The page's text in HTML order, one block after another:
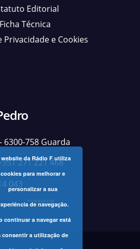
Editorial
Ficha Técnica
Privacidade e Cookies
6300-758 Guarda
271 221 468
043
+contactos
website da Rádio F utiliza
cookies para melhorar e
personalizar a sua
de navegação.
continuar a navegar está
consentir a utilização de